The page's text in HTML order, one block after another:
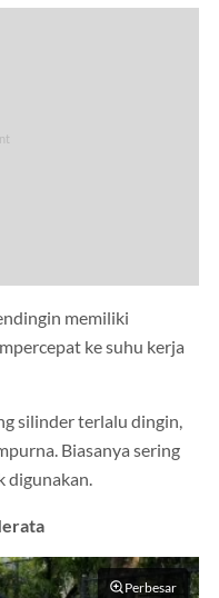
memiliki
ke suhu kerja
silinder terlalu dingin,
Biasanya sering
digunakan.
Perbesar